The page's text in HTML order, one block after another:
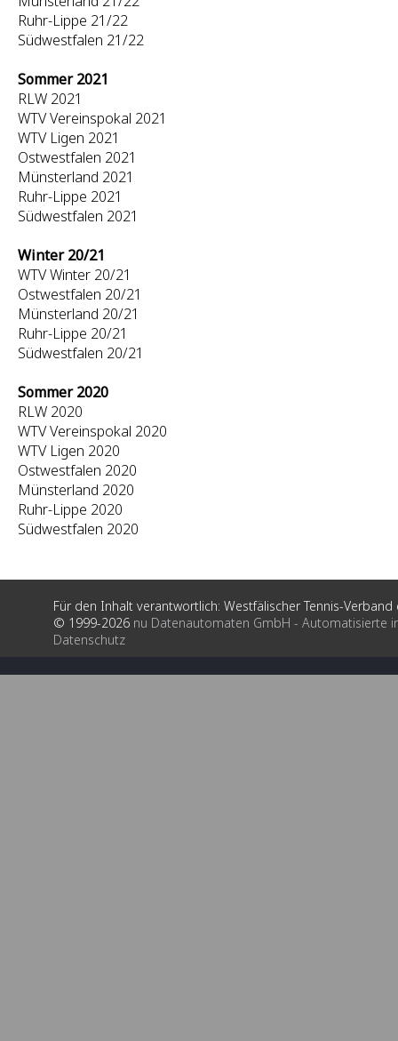
Ruhr-Lippe 21/22
Südwestfalen 21/22
Sommer 2021
RLW 2021
WTV Vereinspokal 2021
WTV Ligen 2021
Ostwestfalen 2021
Münsterland 2021
Ruhr-Lippe 2021
Südwestfalen 2021
Winter 20/21
WTV Winter 20/21
Ostwestfalen 20/21
Münsterland 20/21
Ruhr-Lippe 20/21
Südwestfalen 20/21
Sommer 2020
RLW 2020
WTV Vereinspokal 2020
WTV Ligen 2020
Ostwestfalen 2020
Münsterland 2020
Ruhr-Lippe 2020
Südwestfalen 2020
Für den Inhalt verantwortlich: Westfälischer Tennis-Verband
© 1999-2026 nu Datenautomaten GmbH - Automatisierte
Datenschutz